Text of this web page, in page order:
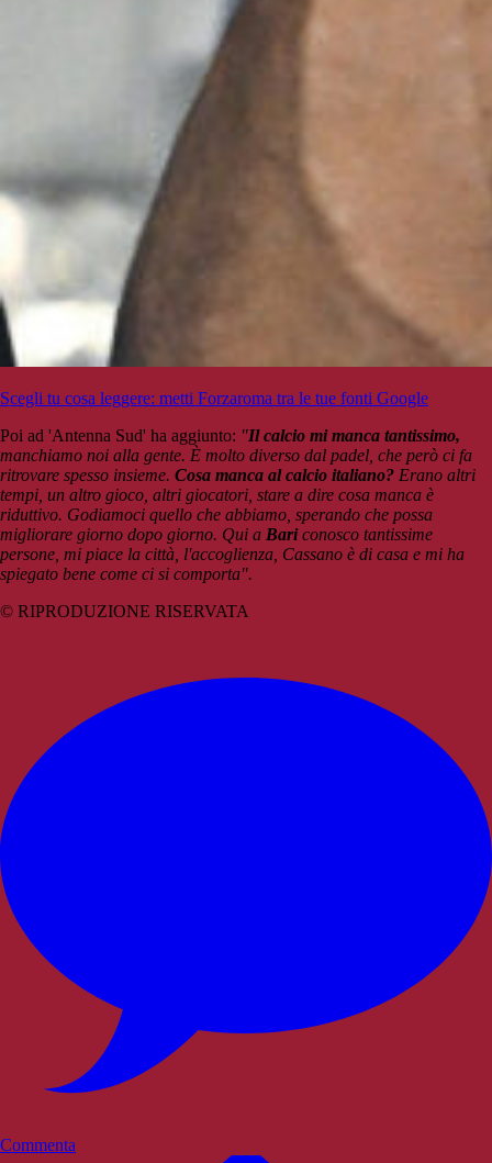
Scegli tu cosa leggere: metti Forzaroma tra le tue fonti Google
Poi ad 'Antenna Sud' ha aggiunto: "Il calcio mi manca tantissimo,
manchiamo noi alla gente. È molto diverso dal padel, che però ci fa
ritrovare spesso insieme. Cosa manca al calcio italiano? Erano altri
tempi, un altro gioco, altri giocatori, stare a dire cosa manca è
riduttivo. Godiamoci quello che abbiamo, sperando che possa
migliorare giorno dopo giorno. Qui a Bariconosco tantissime
persone, mi piace la città, l'accoglienza, Cassano è di casa e mi ha
spiegato bene come ci si comporta".
© RIPRODUZIONE RISERVATA
Commenta